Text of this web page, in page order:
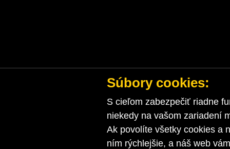
Súbory cookies:
S cieľom zabezpečiť riadne
niekedy na vašom zariadení
Ak povolíte všetky cookies a
ním rýchlejšie, a náš web